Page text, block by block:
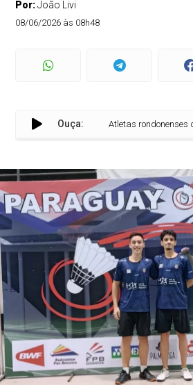
Por:João Livi
08/06/2026 às 08h48
Ouça: Atletas rondonenses